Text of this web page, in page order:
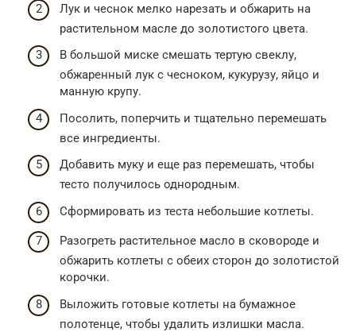
Лук и чеснок мелко нарезать и обжарить на
растительном масле до золотистого цвета.
В большой миске смешать тертую свеклу,
обжаренный лук с чесноком, кукурузу, яйцо и
манную крупу.
Посолить, поперчить и тщательно перемешать
все ингредиенты.
Добавить муку и еще раз перемешать, чтобы
тесто получилось однородным.
Сформировать из теста небольшие котлеты.
Разогреть растительное масло в сковороде и
обжарить котлеты с обеих сторон до золотистой
корочки.
Выложить готовые котлеты на бумажное
полотенце, чтобы удалить излишки масла.